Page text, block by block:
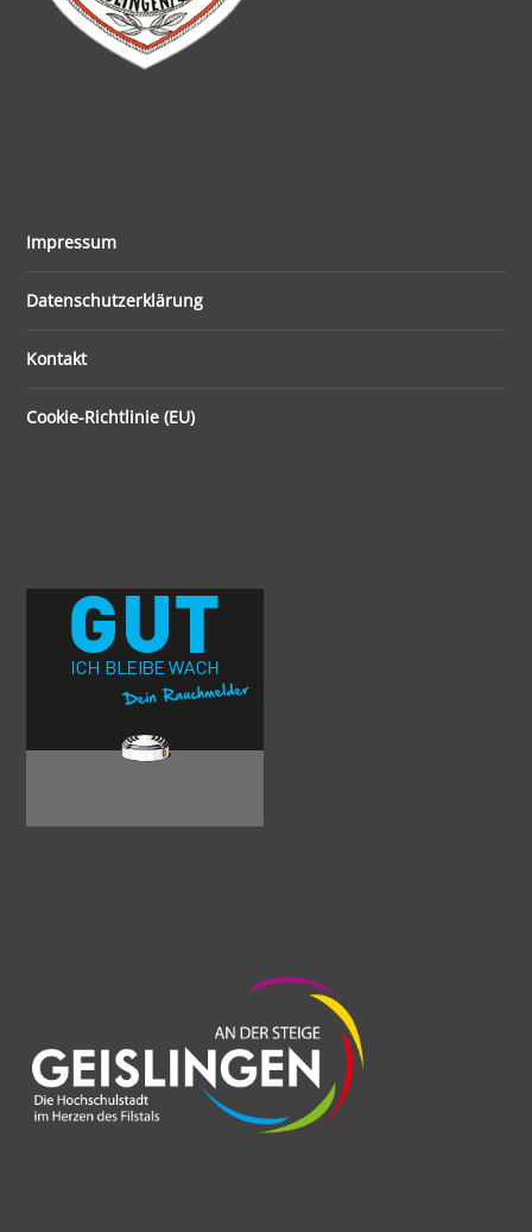
Impressum
Datenschutzerklärung
Kontakt
Cookie-Richtlinie (EU)